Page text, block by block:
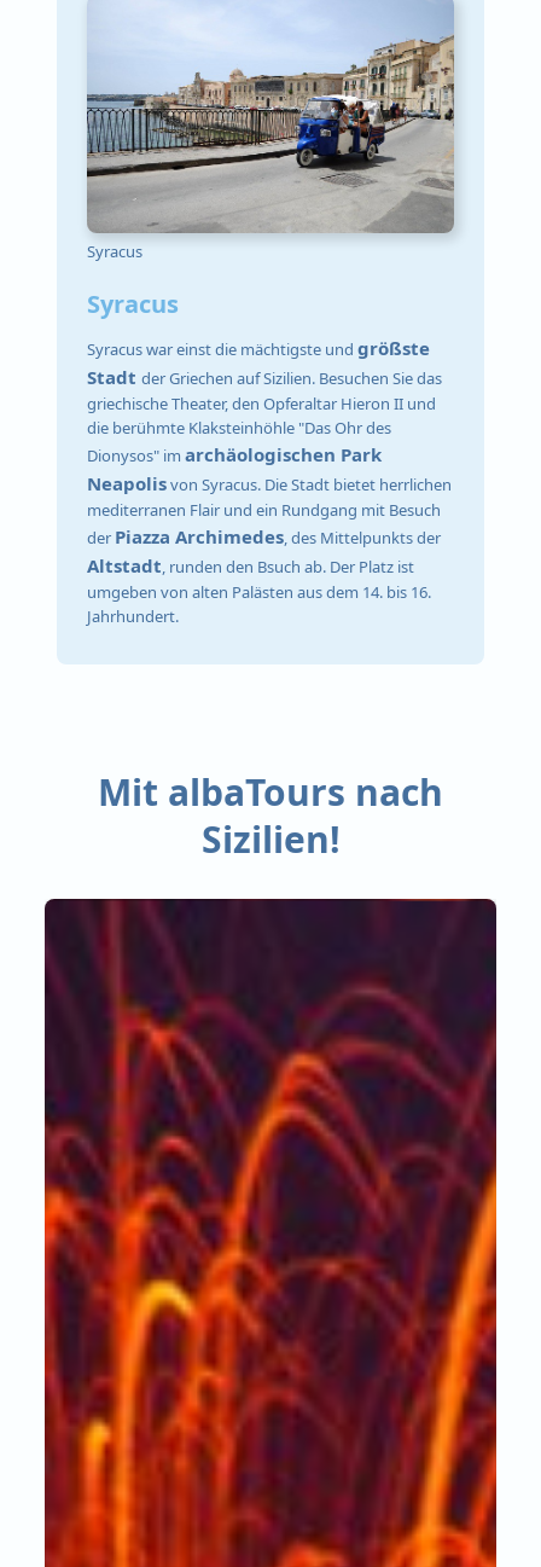
Syracus
Syracus
Syracus war einst die mächtigste undgrößste
Stadtder Griechen auf Sizilien. Besuchen Sie das
griechische Theater, den Opferaltar Hieron II und
die berühmte Klaksteinhöhle "Das Ohr des
Dionysos" imarchäologischen Park
Neapolisvon Syracus. Die Stadt bietet herrlichen
mediterranen Flair und ein Rundgang mit Besuch
der Piazza Archimedes, des Mittelpunkts der
Altstadt, runden den Bsuch ab. Der Platz ist
umgeben von alten Palästen aus dem 14. bis 16.
Jahrhundert.
Mit albaTours nach
Sizilien!